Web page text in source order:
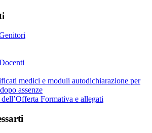
medici e moduli autodichiarazione per
assenze
Formativa e allegati